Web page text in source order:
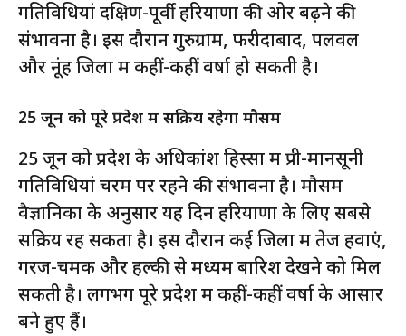
गतिविधियां दक्षिण-पूर्वी हरियाणा की ओर बढ़ने की
संभावना है। इस दौरान गुरुग्राम, फरीदाबाद, पलवल
और नूंह जिलों में कहीं-कहीं वर्षा हो सकती है।
25 जून को पूरे प्रदेश में सक्रिय रहेगा मौसम
25 जून को प्रदेश के अधिकांश हिस्सों में प्री-मानसूनी
गतिविधियां चरम पर रहने की संभावना है। मौसम
वैज्ञानिकों के अनुसार यह दिन हरियाणा के लिए सबसे
सक्रिय रह सकता है। इस दौरान कई जिलों में तेज हवाएं,
गरज-चमक और हल्की से मध्यम बारिश देखने को मिल
सकती है। लगभग पूरे प्रदेश में कहीं-कहीं वर्षा के आसार
बने हुए हैं।